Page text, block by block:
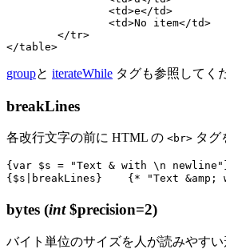
groupと iterateWhile タグも参照してく
breakLines
各改行文字の前に HTML の <br> タグ
{var $s = "Text & with \n
bytes (int$precision=2)
バイト単位のサイズを人が読みやすい